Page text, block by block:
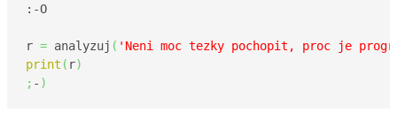
:-O
r = analyzuj ( 'Neni moc tezky pochopit, proc je
print ( r)
; - )